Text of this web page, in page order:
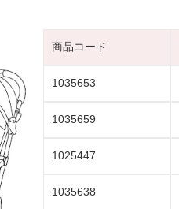
商品コード
1035653
1035659
1025447
1035638